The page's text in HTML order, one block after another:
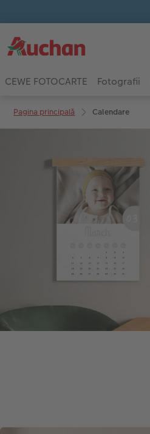
CEWE FOTOCARTE Fotografii
Pagina principală Calendare